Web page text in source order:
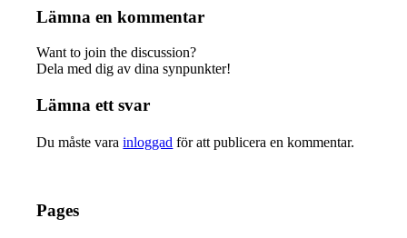
Lämna en kommentar
Want to join the discussion?
Dela med dig av dina synpunkter!
Lämna ett svar
Du måste varainloggad för att publicera en kommentar.
Pages